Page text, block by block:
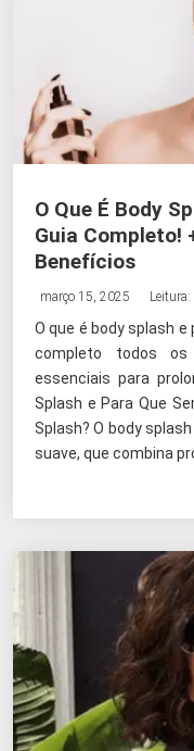
O Que É Body
Guia Completo!
Benefícios
março 15, 2025
O que é body splash
completo todos
essenciais para
Splash e Para Que
Splash? O body
suave, que combina